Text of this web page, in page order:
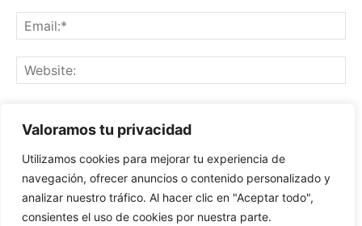
Valoramos tu privacidad
Utilizamos cookies para mejorar tu experiencia de
navegación, ofrecer anuncios o contenido personalizado y
analizar nuestro tráfico. Al hacer clic en "Aceptar todo",
consientes el uso de cookies por nuestra parte.
next time I comment.